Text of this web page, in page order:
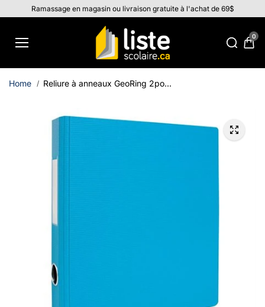
Aller au
contenu
Ramassage en magasin ou livraison gratuite à l'achat de 69$
0
Home Reliure à anneaux GeoRing 2po...